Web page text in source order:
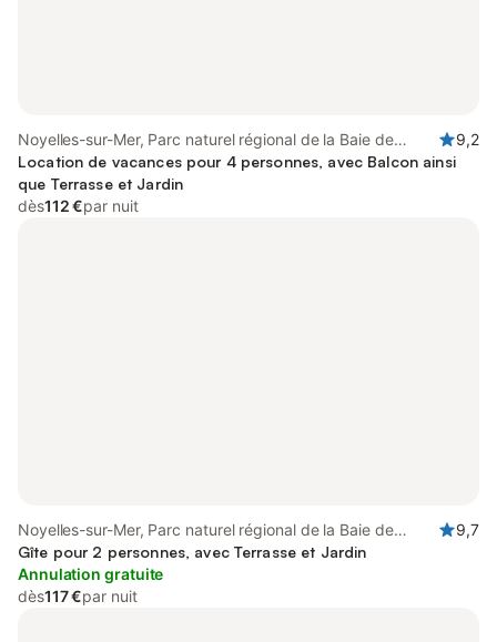
Noyelles-sur-Mer, Parc naturel régional de la Baie de
Somme Picardie Maritime
9,2
Location de vacances pour 4 personnes, avec Balcon ainsi
que Terrasse et Jardin
dès112 €par nuit
Noyelles-sur-Mer, Parc naturel régional de la Baie de
Somme Picardie Maritime
9,7
Gîte pour 2 personnes, avec Terrasse et Jardin
Annulation gratuite
dès117 €par nuit